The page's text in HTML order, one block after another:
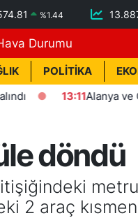
%1.44
Durumu
POLİTİKA
13:11Alanya ve
döndü
2 araç